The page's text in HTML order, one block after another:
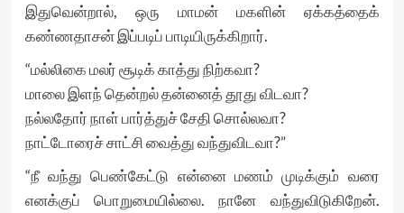
இதுவென்றால், ஒரு மாமன் மகளின் ஏக்கத்தைக்
கண்ணதாசன் இப்படிப் பாடியிருக்கிறார்.
“மல்லிகை மலர் சூடிக் காத்து நிற்கவா?
மாலை இளந் தென்றல் தன்னைத் தூது விடவா?
நல்லதோர் நாள் பார்த்துச் சேதி சொல்லவா?
நாட்டோரைச் சாட்சி வைத்து வந்துவிடவா?”
“நீ வந்து பெண்கேட்டு என்னை மணம் முடிக்கும் வரை
எனக்குப் பொறுமையில்லை. நானே வந்துவிடுகிறேன்.